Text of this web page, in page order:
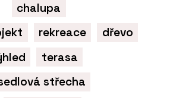
Stopray - AGC Glass Europe
chalupa
rekreace
dřevo
terasa
střecha